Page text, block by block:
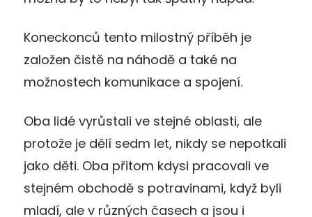
Koneckonců tento milostný příběh je
založen čistě na náhodě a také na
možnostech komunikace a spojení.
Oba lidé vyrůstali ve stejné oblasti, ale
protože je dělí sedm let, nikdy se nepotkali
jako děti. Oba přitom kdysi pracovali ve
stejném obchodě s potravinami, když byli
mladí, ale v různých časech a jsou i